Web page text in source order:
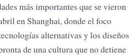
más importantes que se vieron
en Shanghai, donde el foco
alternativas y los diseños
de una cultura que no detiene